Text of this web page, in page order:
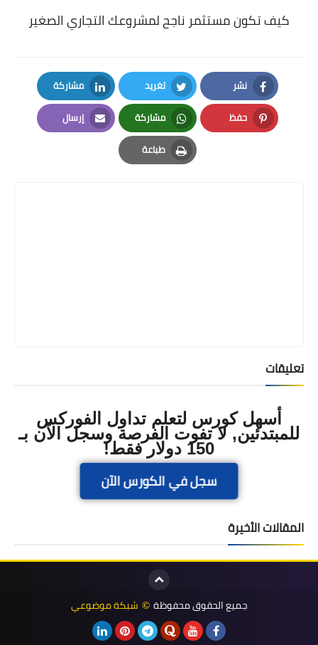
كيف تكون مستثمر ناجح لمشروعك التجاري الصغير
نشر
Facebook
تغريد
Twitter
مشاركة
LinkedIn
حفظ
Pinterest
مشاركة
Whatsapp
إرسال
Email
طباعة
Print
تعليقات
أسهل كورس لتعلم تداول الفوركس
للمبتدئين, لا تفوت الفرصة وسجل الآن بـ
150 دولار فقط!
سجل في الكورس الآن
المقالات الأخيرة
جميع الحقوق محفوظة © شبكة موضوعي